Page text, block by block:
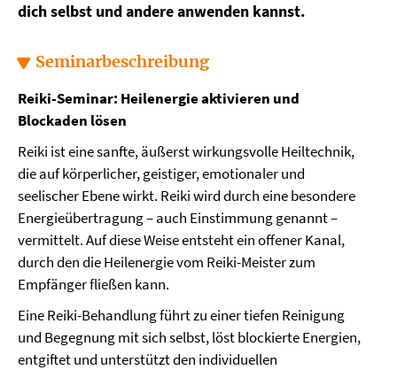
dich selbst und andere anwenden kannst.
Seminarbeschreibung
Reiki-Seminar: Heilenergie aktivieren und
Blockaden lösen
Reiki ist eine sanfte, äußerst wirkungsvolle Heiltechnik,
die auf körperlicher, geistiger, emotionaler und
seelischer Ebene wirkt. Reiki wird durch eine besondere
Energieübertragung – auch Einstimmung genannt –
vermittelt. Auf diese Weise entsteht ein offener Kanal,
durch den die Heilenergie vom Reiki-Meister zum
Empfänger fließen kann.
Eine Reiki-Behandlung führt zu einer tiefen Reinigung
und Begegnung mit sich selbst, löst blockierte Energien,
entgiftet und unterstützt den individuellen